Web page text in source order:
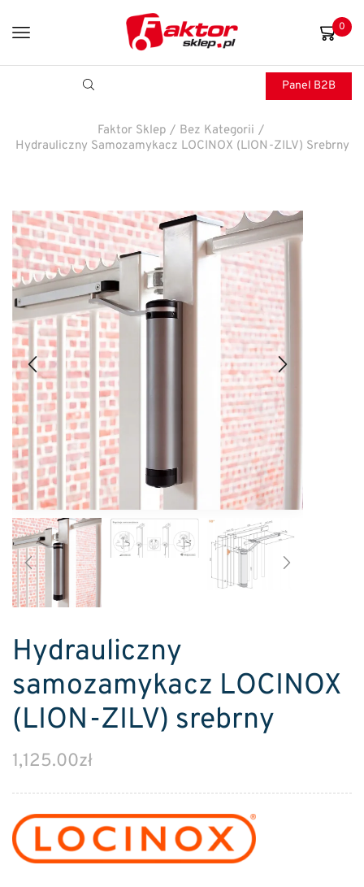
0
Panel B2B
Faktor Sklep / Bez Kategorii /
Hydrauliczny Samozamykacz LOCINOX (LION-ZILV) Srebrny
Hydrauliczny
samozamykacz LOCINOX
(LION-ZILV) srebrny
1,125.00zł